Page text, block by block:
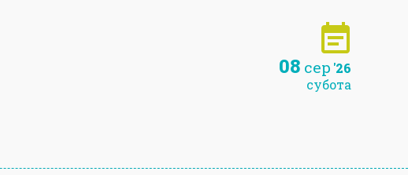
08 сер '26
субота